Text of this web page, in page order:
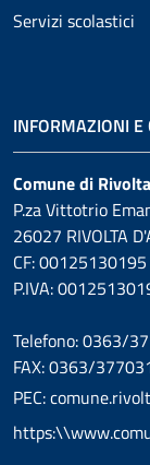
Servizi scolastici
INFORMAZIONI E
Comune di
P.za Vittotrio
26027 RIVOLTA
CF: 00125130195
P.IVA:
Telefono: 0363/
FAX: 0363/
PEC: